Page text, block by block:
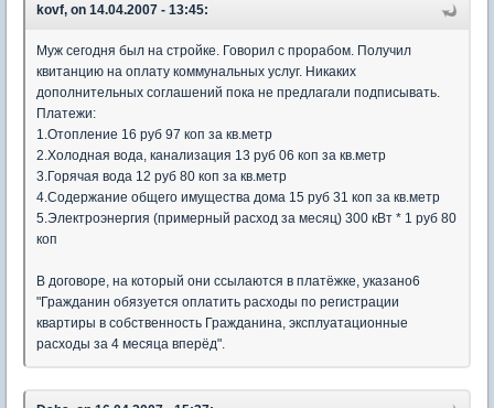
kovf, on 14.04.2007 - 13:45:
Муж сегодня был на стройке. Говорил с прорабом. Получил
квитанцию на оплату коммунальных услуг. Никаких
дополнительных соглашений пока не предлагали подписывать.
Платежи:
1.Отопление 16 руб 97 коп за кв.метр
2.Холодная вода, канализация 13 руб 06 коп за кв.метр
3.Горячая вода 12 руб 80 коп за кв.метр
4.Содержание общего имущества дома 15 руб 31 коп за кв.метр
5.Электроэнергия (примерный расход за месяц) 300 кВт * 1 руб 80
коп
В договоре, на который они ссылаются в платёжке, указано6
"Гражданин обязуется оплатить расходы по регистрации
квартиры в собственность Гражданина, эксплуатационные
расходы за 4 месяца вперёд".